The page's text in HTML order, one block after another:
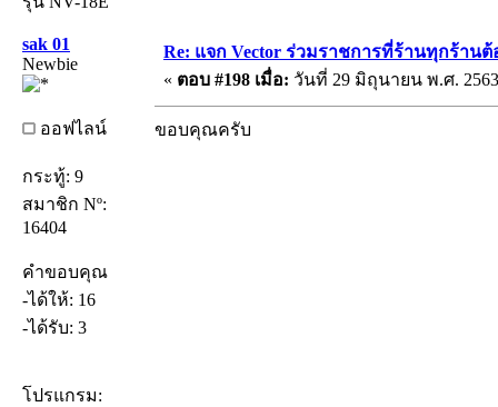
sak 01
Newbie
ออฟไลน์
กระทู้: 9
สมาชิก Nº:
16404
คำขอบคุณ
-ได้ให้: 16
-ได้รับ: 3
โปรแกรม:
Re: แจก Vector ร่วมราชการที่ร้านทุกร้าน
« ตอบ #198 เมื่อ: วันที่ 29 มิถุนายน พ.ศ.
ขอบคุณครับ